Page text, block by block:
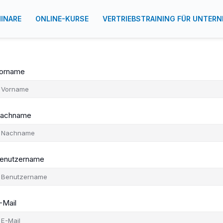
ONLINE-KURSE VERTRIEBSTRAINING FÜR
Mail